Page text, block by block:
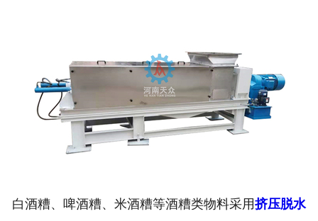
联系我们
白酒糟、啤酒糟、米酒糟等酒糟类物料采用挤压脱水